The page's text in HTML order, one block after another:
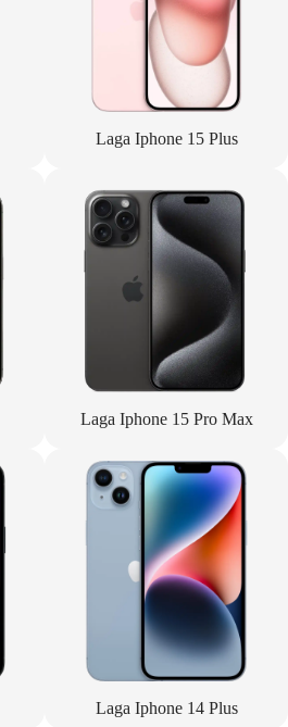
Laga Iphone 15 Plus
Laga Iphone 15 Pro Max
Laga Iphone 14 Plus